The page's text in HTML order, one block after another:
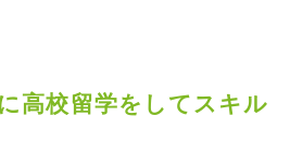
高校留学をしてスキル